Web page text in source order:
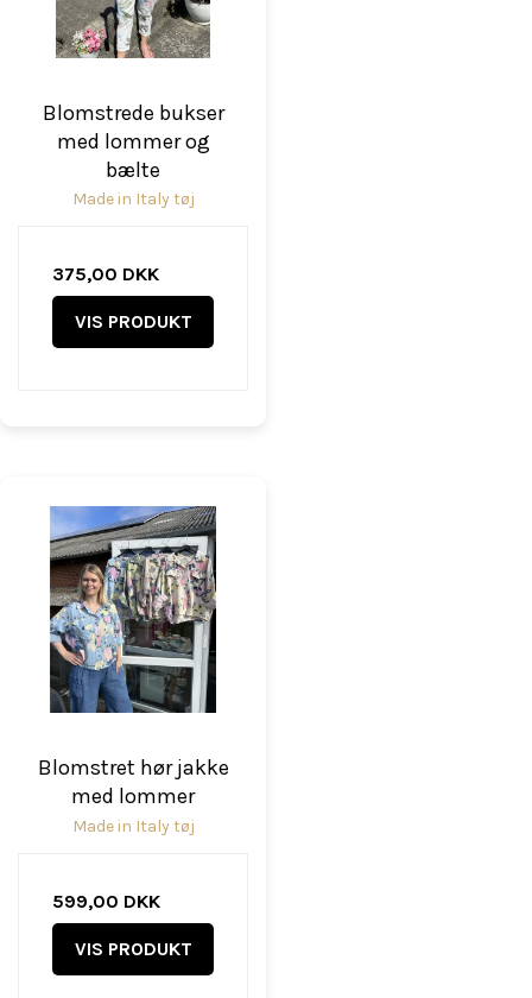
Blomstrede bukser
med lommer og
bælte
Made in Italy tøj
375,00 DKK
VIS PRODUKT
Blomstret hør jakke
med lommer
Made in Italy tøj
599,00 DKK
VIS PRODUKT